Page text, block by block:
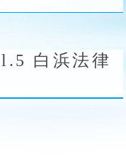
白浜法律